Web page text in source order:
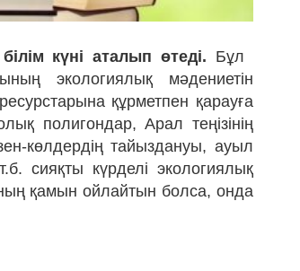
күні аталып өтеді. Бұл
экологиялық мәдениетін
құрметпен қарауға
полигондар, Арал теңізінің
көлдердің тайыздануы, ауыл
сияқты күрделі экологиялық
қамын ойлайтын болса, онда